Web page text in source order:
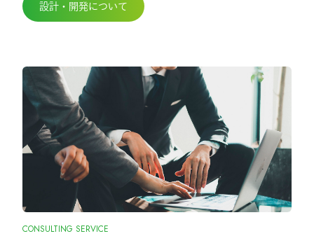
設計・開発について
CONSULTING SERVICE